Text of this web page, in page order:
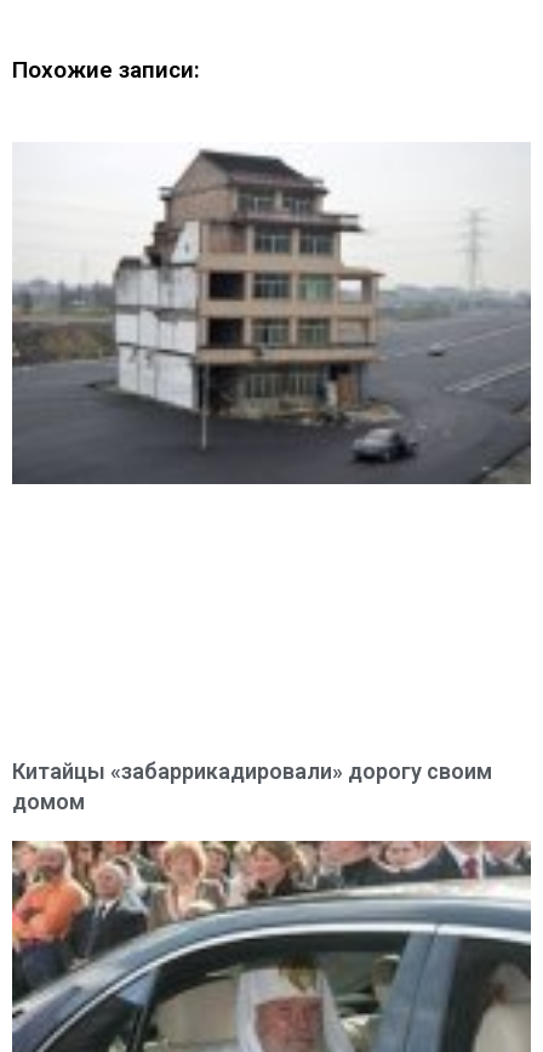
Похожие записи:
Китайцы «забаррикадировали» дорогу своим
домом